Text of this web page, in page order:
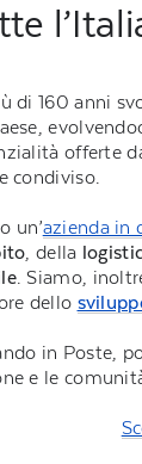
di 160 anni
offerte
condiviso.
un’azienda in
, della
. Siamo,
dello
in Poste,
e le